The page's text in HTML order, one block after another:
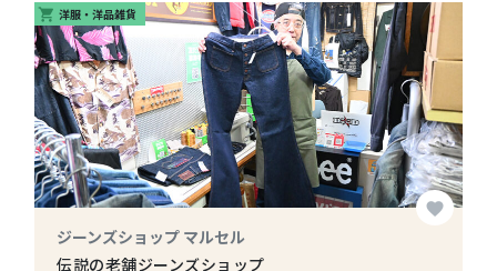
shopping_cart 洋服・洋品雑貨
favorite
ジーンズショップ マルセル
伝説の老舗ジーンズショップ